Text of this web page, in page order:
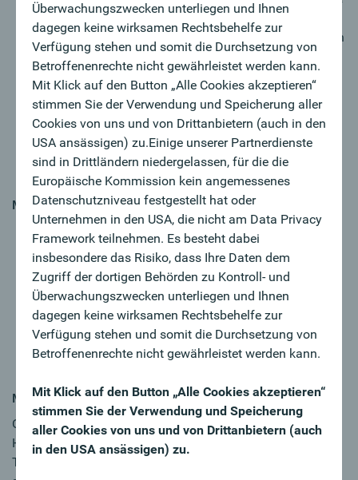
im Vertrieb
Laufende Beratung und Betreuung unserer Kund:innen
zu Finanzthemen machen Sie zum/zur künftigen
Spezialist:in in der Finanzbranche
Durch Ihre empathische Art erkennen Sie
Kundenbedürfnisse und kreieren individuelle
Lösungen
Sie haben Lust Ihr Netzwerk zu vergrößern und eine
nachhaltige Kundenbeziehung ist Ihnen wichtig
MY CHALLENGE
Sie verfügen über eine abgeschlossene
kaufmännische Ausbildung und haben mehrjährige
Berufserfahrung in der Bank- oder
Versicherungsbranche mit aktiven Kundenkontakt
Sie handeln verkaufs-, kunden- und lösungsorientiert
Eigeninitiative und Kommunikationsstärke zeichnen
Sie aus
Sie sind flexibel und arbeiten gerne im Team
MY FUTURE
Oberbank ist anders, weil Sie Ihre Karriere selbst in der
Hand haben und wir Sie dabei unterstützen. Werden Sie
Teil des erfolgreichen Oberbank-Teams und wir arbeiten
Überwachungszwecken unterliegen und Ihnen
dagegen keine wirksamen Rechtsbehelfe zur
Verfügung stehen und somit die Durchsetzung von
Betroffenenrechte nicht gewährleistet werden kann.
Mit Klick auf den Button „Alle Cookies akzeptieren“
stimmen Sie der Verwendung und Speicherung aller
Cookies von uns und von Drittanbietern (auch in den
USA ansässigen) zu.Einige unserer Partnerdienste
sind in Drittländern niedergelassen, für die die
Europäische Kommission kein angemessenes
Datenschutzniveau festgestellt hat oder
Unternehmen in den USA, die nicht am Data Privacy
Framework teilnehmen. Es besteht dabei
insbesondere das Risiko, dass Ihre Daten dem
Zugriff der dortigen Behörden zu Kontroll- und
Überwachungszwecken unterliegen und Ihnen
dagegen keine wirksamen Rechtsbehelfe zur
Verfügung stehen und somit die Durchsetzung von
Betroffenenrechte nicht gewährleistet werden kann.
Mit Klick auf den Button „Alle Cookies akzeptieren“
stimmen Sie der Verwendung und Speicherung
aller Cookies von uns und von Drittanbietern (auch
in den USA ansässigen) zu.